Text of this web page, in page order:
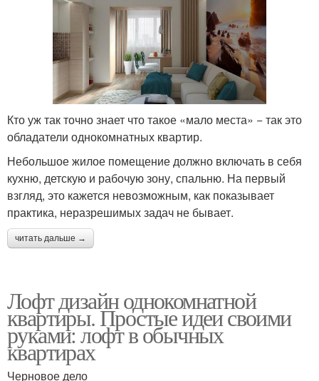
Кто уж так точно знает что такое «мало места» − так это
обладатели однокомнатных квартир.
Небольшое жилое помещение должно включать в себя
кухню, детскую и рабочую зону, спальню. На первый
взгляд, это кажется невозможным, как показывает
практика, неразрешимых задач не бывает.
читать дальше →
Лофт дизайн однокомнатной
квартиры. Простые идеи своими
руками: лофт в обычных
квартирах
Черновое дело